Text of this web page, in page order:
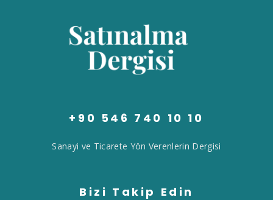
+90 546 740 10 10
Sanayi ve Ticarete Yön Verenlerin Dergisi
Bizi Takip Edin